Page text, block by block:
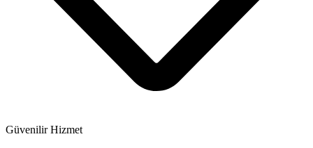
Güvenilir Hizmet